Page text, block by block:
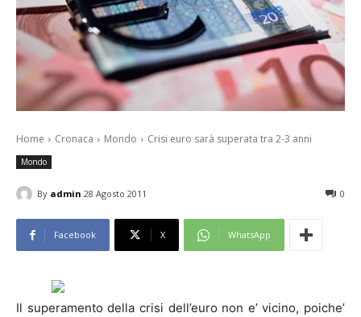
Home Cronaca Mondo Crisi euro sarà superata tra 2-3 anni
Mondo
By admin 28 Agosto 2011 0
Facebook X WhatsApp
Il superamento della crisi dell’euro non e’ vicino, poiche’